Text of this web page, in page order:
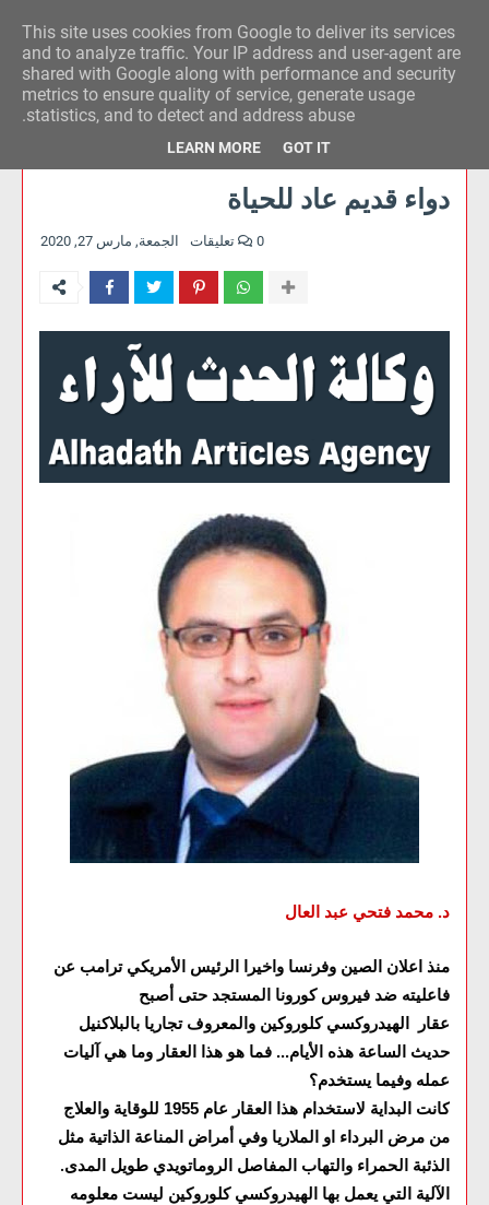
وكالة الحدث للآراء
دواء قديم عاد للحياة
الجمعة, مارس 27, 2020 0 تعليقات
د. محمد فتحي عبد العال
منذ اعلان الصين وفرنسا واخيرا الرئيس الأمريكي ترامب عن
فاعليته ضد فيروس كورونا المستجد حتى أصبح
عقار الهيدروكسي كلوروكين والمعروف تجاريا بالبلاكنيل
حديث الساعة هذه الأيام... فما هو هذا العقار وما هي آليات
عمله وفيما يستخدم؟
كانت البداية لاستخدام هذا العقار عام 1955 للوقاية والعلاج
من مرض البرداء او الملاريا وفي أمراض المناعة الذاتية مثل
الذئبة الحمراء والتهاب المفاصل الروماتويدي طويل المدى.
الآلية التي يعمل بها الهيدروكسي كلوروكين ليست معلومه
This site uses cookies from Google to deliver its services
and to analyze traffic. Your IP address and user-agent are
shared with Google along with performance and security
metrics to ensure quality of service, generate usage
statistics, and to detect and address abuse.
LEARN MORE GOT IT